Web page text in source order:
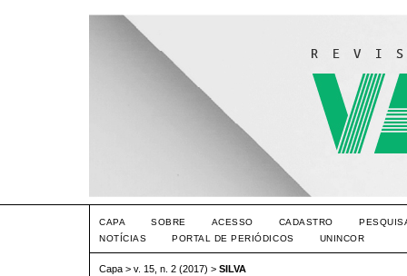
CAPA SOBRE ACESSO CADASTRO
NOTÍCIAS
PORTAL DE PERIÓDICOS UNINCOR
Capa > v. 15, n. 2 (2017) > SILVA